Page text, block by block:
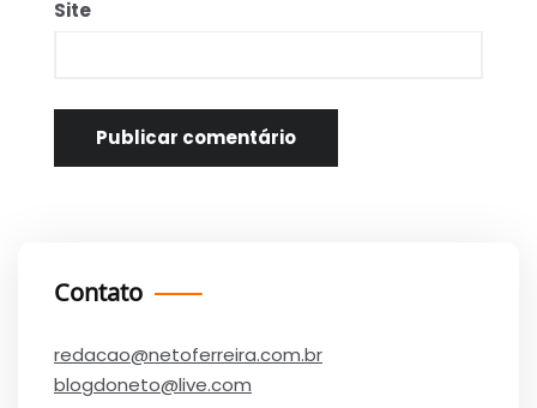
Site
Contato
redacao@netoferreira.com.br
blogdoneto@live.com